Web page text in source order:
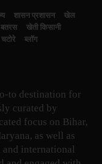
शासन प्रशासन
खेल
बतरस
खेती किसानी
चटोरे ब्लॉग
to destination for
curated by
focus on Bihar,
as well as
international